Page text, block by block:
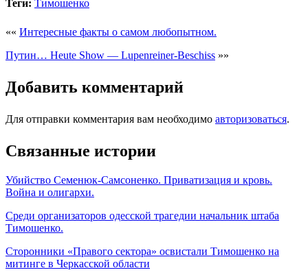
Теги: Тимошенко
«« Интересные факты о самом любопытном.
Путин… Heute Show — Lupenreiner-Beschiss »»
Добавить комментарий
Для отправки комментария вам необходимо авторизоваться.
Связанные истории
Убийство Семенюк-Самсоненко. Приватизация и кровь.
Война и олигархи.
Среди организаторов одесской трагедии начальник штаба
Тимошенко.
Сторонники «Правого сектора» освистали Тимошенко на
митинге в Черкасской области